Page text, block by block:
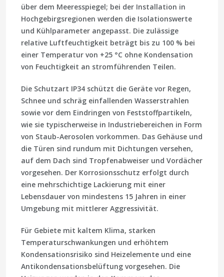
über dem Meeresspiegel; bei der Installation in
Hochgebirgsregionen werden die Isolationswerte
und Kühlparameter angepasst. Die zulässige
relative Luftfeuchtigkeit beträgt bis zu 100 % bei
einer Temperatur von +25 °C ohne Kondensation
von Feuchtigkeit an stromführenden Teilen.
Die Schutzart IP34 schützt die Geräte vor Regen,
Schnee und schräg einfallenden Wasserstrahlen
sowie vor dem Eindringen von Feststoffpartikeln,
wie sie typischerweise in Industriebereichen in Form
von Staub-Aerosolen vorkommen. Das Gehäuse und
die Türen sind rundum mit Dichtungen versehen,
auf dem Dach sind Tropfenabweiser und Vordächer
vorgesehen. Der Korrosionsschutz erfolgt durch
eine mehrschichtige Lackierung mit einer
Lebensdauer von mindestens 15 Jahren in einer
Umgebung mit mittlerer Aggressivität.
Für Gebiete mit kaltem Klima, starken
Temperaturschwankungen und erhöhtem
Kondensationsrisiko sind Heizelemente und eine
Antikondensationsbelüftung vorgesehen. Die